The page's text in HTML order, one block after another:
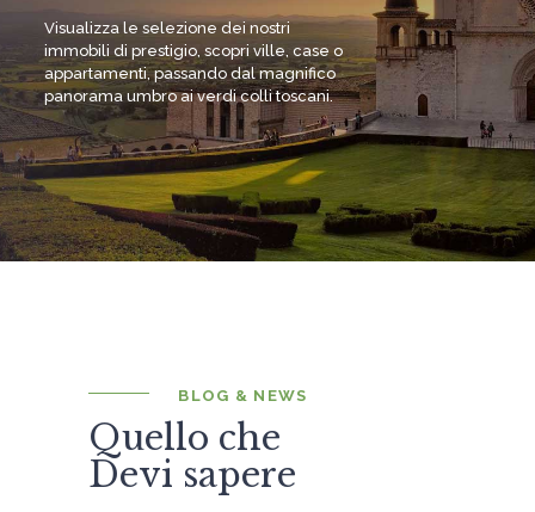
Visualizza le selezione dei nostri
immobili di prestigio, scopri ville, case o
appartamenti, passando dal magnifico
panorama umbro ai verdi colli toscani.
BLOG & NEWS
Quello che
Devi sapere